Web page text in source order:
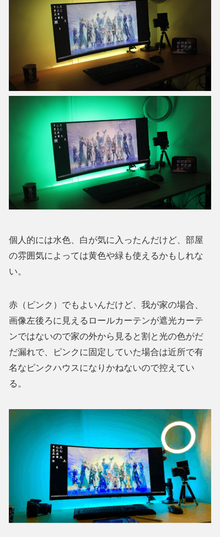
個人的には水色、白が気に入ったんだけど、部屋
の雰囲気によっては黄色や緑も使えるかもしれな
い。
赤（ピンク）でもよいんだけど、我が家の場合、
画像左後ろに見えるロールカーテンが遮光カーテ
ンではないので家の外から見ると割と光の色がだ
だ漏れで、ピンクに固定していた場合は近所で有
名なピンクハウスになりかねないので控えてい
る。